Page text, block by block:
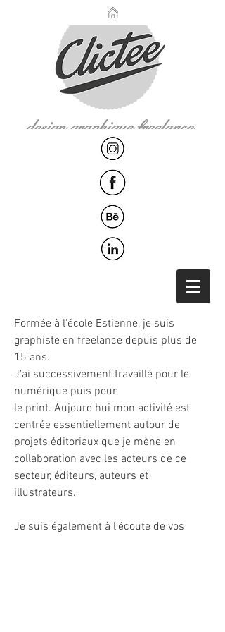
Formée à l'école Estienne, je suis
graphiste en freelance depuis plus de
15 ans.
J'ai successivement travaillé pour le
numérique puis pour
le print. Aujourd'hui mon activité est
centrée essentiellement autour de
projets éditoriaux que je mène en
collaboration avec les acteurs de ce
secteur, éditeurs, auteurs et
illustrateurs.
Je suis également à l'écoute de vos